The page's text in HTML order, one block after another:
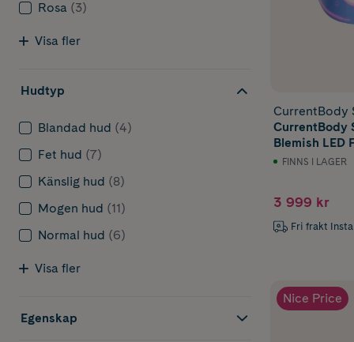
Rosa (3)
Visa fler
Hudtyp
Blandad hud (4)
Fet hud (7)
Känslig hud (8)
Mogen hud (11)
Normal hud (6)
Visa fler
Egenskap
CurrentBody
CurrentBody
Blemish LED
FINNS I LAGER
3 999 kr
Fri frakt
Nice Price